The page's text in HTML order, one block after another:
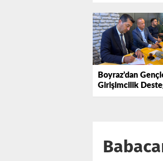
Boyraz’dan
Girişimcilik
“Bu Yolculukta